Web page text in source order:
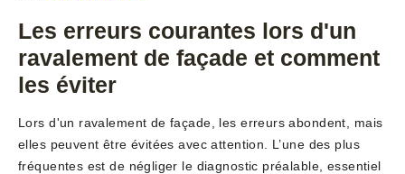
Les erreurs courantes lors d'un
ravalement de façade et comment
les éviter
Lors d'un ravalement de façade, les erreurs abondent, mais
elles peuvent être évitées avec attention. L’une des plus
fréquentes est de négliger le diagnostic préalable, essentiel